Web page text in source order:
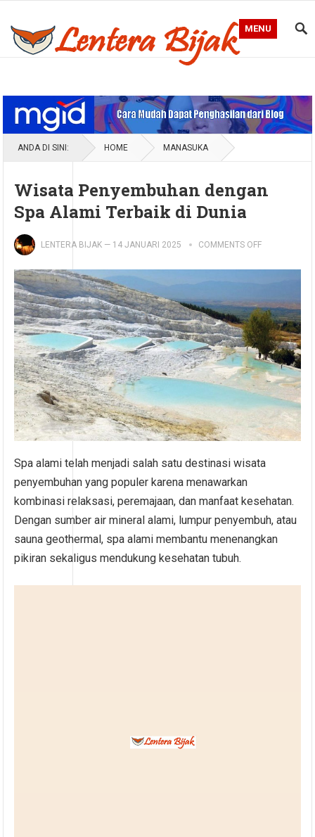
MENU
ANDA DI SINI: HOME MANASUKA
Wisata Penyembuhan dengan
Spa Alami Terbaik di Dunia
LENTERA BIJAK — 14 JANUARI 2025 COMMENTS OFF
Spa alami telah menjadi salah satu destinasi wisata
penyembuhan yang populer karena menawarkan
kombinasi relaksasi, peremajaan, dan manfaat kesehatan.
Dengan sumber air mineral alami, lumpur penyembuh, atau
sauna geothermal, spa alami membantu menenangkan
pikiran sekaligus mendukung kesehatan tubuh.